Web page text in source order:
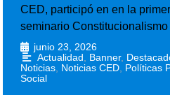
CED, participó en en la
seminario
junio 23, 2026
Actualidad, Banner,
Noticias, Noticias CED, Políticas
Social